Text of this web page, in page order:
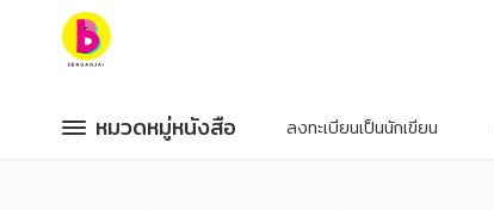
หมวดหมู่หนังสือ
หมวดหมู่ยอดนิยม
หมวดหมู่หนังสือ
หมวดหมู่หนังสือ
หมวดหมู่ยอดนิยม ลงทะเบียนเป็นนักเขียน